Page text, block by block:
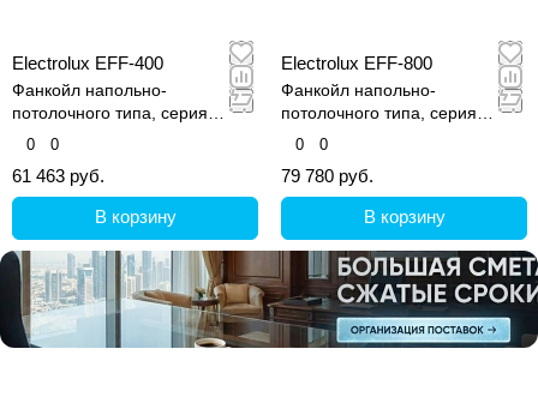
Electrolux EFF-400
Фанкойл напольно-
потолочного типа, серия
CARRYFIT
0 0
61 463 руб.
В корзину
Electrolux EFF-800
Фанкойл напольно-
потолочного типа, серия
CARRYFIT
0 0
79 780 руб.
В корзину